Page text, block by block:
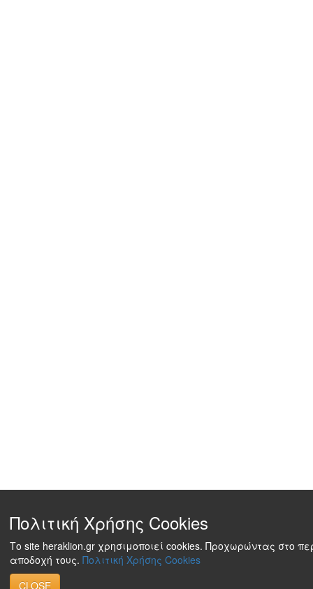
Πολιτική Χρήσης Cookies
Το site heraklion.gr χρησιμοποιεί cookies. Προχωρώντας στο
αποδοχή τους. Πολιτική Χρήσης Cookies
CLOSE